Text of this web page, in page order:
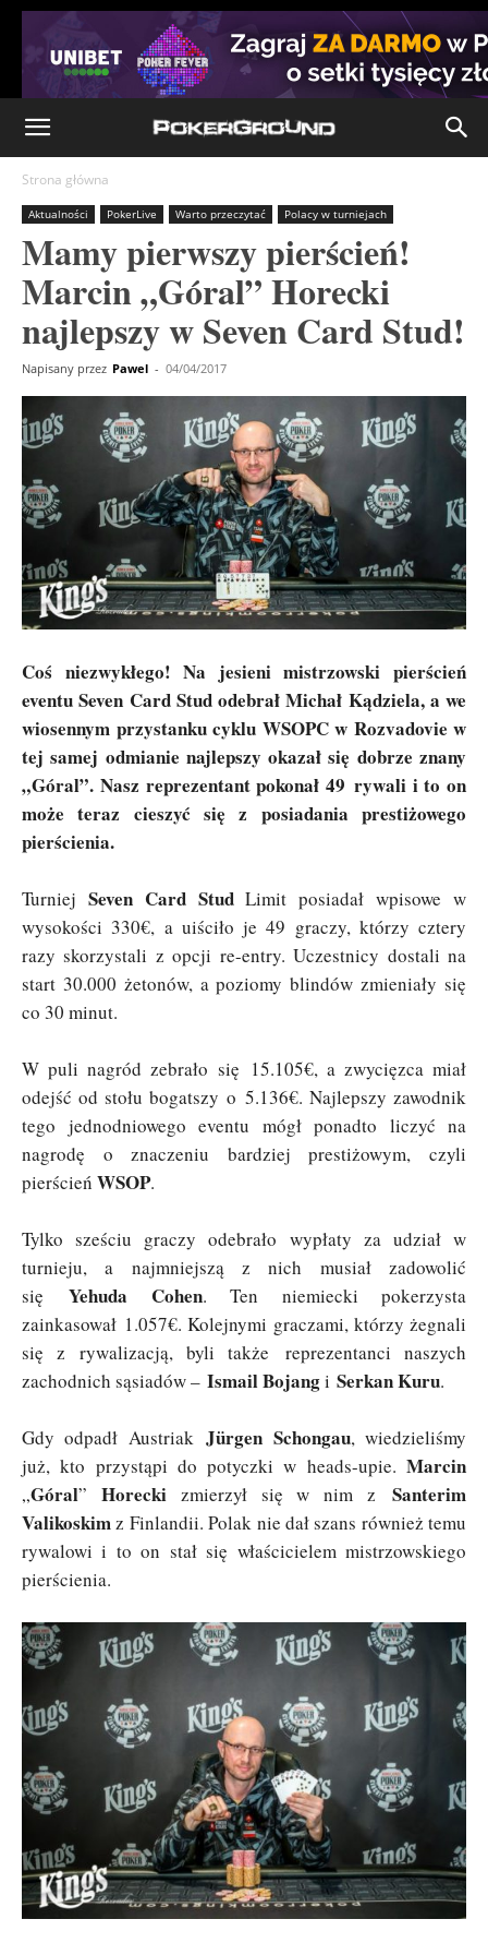
Strona główna
Aktualności PokerLive Warto przeczytać Polacy w turniejach
Mamy pierwszy pierścień!
Marcin „Góral” Horecki
najlepszy w Seven Card Stud!
Napisany przez Pawel - 04/04/2017
Coś niezwykłego! Na jesieni mistrzowski pierścień
eventu Seven Card Stud odebrał Michał Kądziela, a we
wiosennym przystanku cyklu WSOPC w Rozvadovie w
tej samej odmianie najlepszy okazał się dobrze znany
„Góral”. Nasz reprezentant pokonał 49 rywali i to on
może teraz cieszyć się z posiadania prestiżowego
pierścienia.
Turniej Seven Card StudLimit posiadał wpisowe w
wysokości 330€, a uiściło je 49 graczy, którzy cztery
razy skorzystali z opcji re-entry. Uczestnicy dostali na
start 30.000 żetonów, a poziomy blindów zmieniały się
co 30 minut.
W puli nagród zebrało się 15.105€, a zwycięzca miał
odejść od stołu bogatszy o 5.136€. Najlepszy zawodnik
tego jednodniowego eventu mógł ponadto liczyć na
nagrodę o znaczeniu bardziej prestiżowym, czyli
pierścień WSOP.
Tylko sześciu graczy odebrało wypłaty za udział w
turnieju, a najmniejszą z nich musiał zadowolić
sięYehuda Cohen. Ten niemiecki pokerzysta
zainkasował 1.057€. Kolejnymi graczami, którzy żegnali
się z rywalizacją, byli także reprezentanci naszych
zachodnich sąsiadów – Ismail Bojangi Serkan Kuru.
Gdy odpadł AustriakJürgen Schongau, wiedzieliśmy
już, kto przystąpi do potyczki w heads-upie. Marcin
„Góral” Horeckizmierzył się w nim zSanterim
Valikoskimz Finlandii. Polak nie dał szans również temu
rywalowi i to on stał się właścicielem mistrzowskiego
pierścienia.